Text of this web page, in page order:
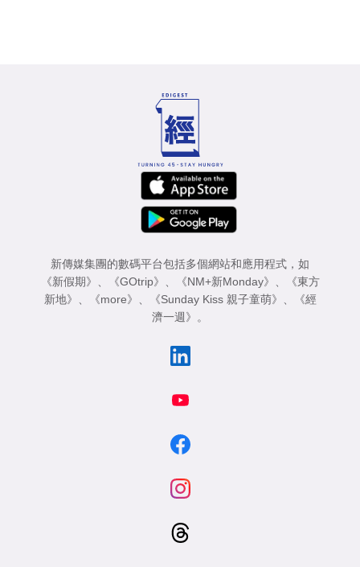
新傳媒集團的數碼平台包括多個網站和應用程式，如
《新假期》
《GOtrip》 《NM+新Monday》
《東方
新地》
《more》 《Sunday Kiss 親子童萌》
《經
濟一週》
。